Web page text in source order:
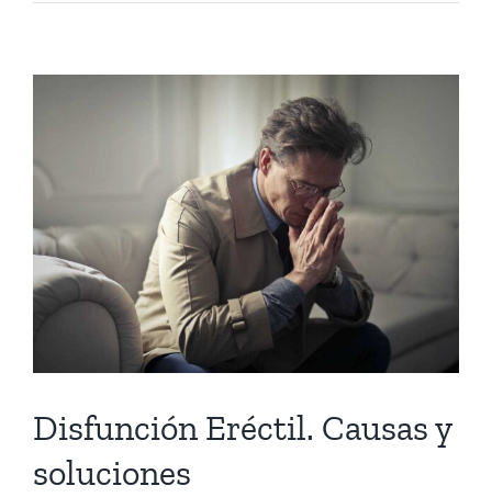
Disfunción Eréctil. Causas y
soluciones